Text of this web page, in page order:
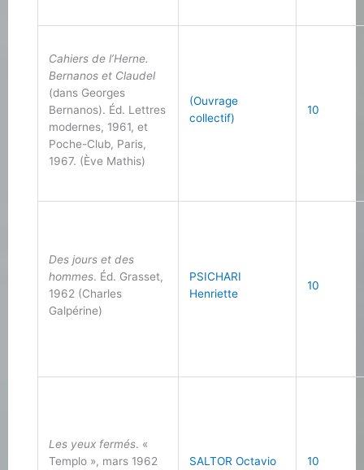
Cahiers de l’Herne.
Bernanos et Claudel
(dans Georges
Bernanos). Éd. Lettres
modernes, 1961, et
Poche-Club, Paris,
1967. (Ève Mathis)
(Ouvrage
collectif)
10
Des jours et des
hommes. Éd. Grasset,
1962 (Charles
Galpérine)
PSICHARI
Henriette
10
Les yeux fermés. «
Templo », mars 1962
SALTOR Octavio 10